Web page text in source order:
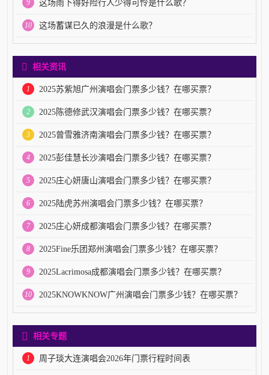
9 这场雨下得好险行人少得可怜是什么歌？
10 这场蓄谋已久的浪漫是什么歌？
相关资讯
1 2025苏紫旭广州演唱会门票多少钱？在哪买票？
2 2025陈德修武汉演唱会门票多少钱？在哪买票？
3 2025曾雪雅济南演唱会门票多少钱？在哪买票？
4 2025彭佳慧长沙演唱会门票多少钱？在哪买票？
5 2025庄心妍唐山演唱会门票多少钱？在哪买票？
6 2025陆虎苏州演唱会门票多少钱？在哪买票？
7 2025庄心妍成都演唱会门票多少钱？在哪买票？
8 2025Fine乐团郑州演唱会门票多少钱？在哪买票？
9 2025Lacrimosa成都演唱会门票多少钱？在哪买票？
10 2025KNOWKNOW广州演唱会门票多少钱？在哪买票？
相关专题
1 周子琰大连演唱会2026年门票行程时间表